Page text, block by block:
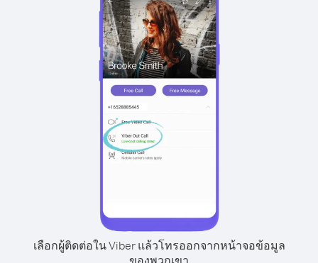
เลือกผู้ติดต่อใน Viber แล้วโทรออกจากหน้าจอข้อมูล
ของพวกเขา